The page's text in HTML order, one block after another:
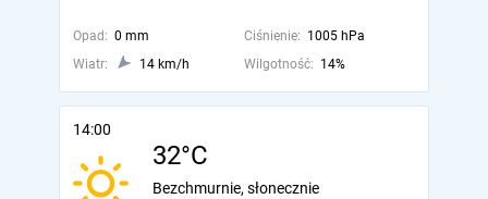
Opad: 0 mm Ciśnienie: 1005 hPa
Wiatr:
14 km/h Wilgotność: 14%
14:00
32°C
Bezchmurnie, słonecznie